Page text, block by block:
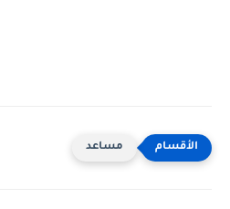
مساعد